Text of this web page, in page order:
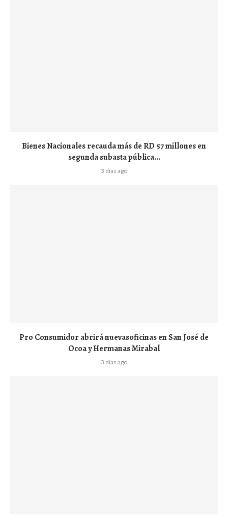
Bienes Nacionales recauda más de RD 57 millones en
segunda subasta pública...
3 días ago
Pro Consumidor abrirá nuevasoficinas en San José de
Ocoa y Hermanas Mirabal
3 días ago